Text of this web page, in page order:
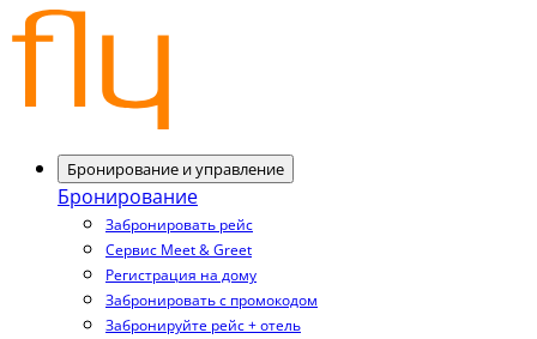
Бронирование и управление
Бронирование
Забронировать рейс
Сервис Meet & Greet
Регистрация на дому
Забронировать с промокодом
Забронируйте рейс + отель